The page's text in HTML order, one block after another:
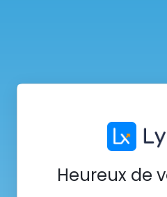
Heureux de